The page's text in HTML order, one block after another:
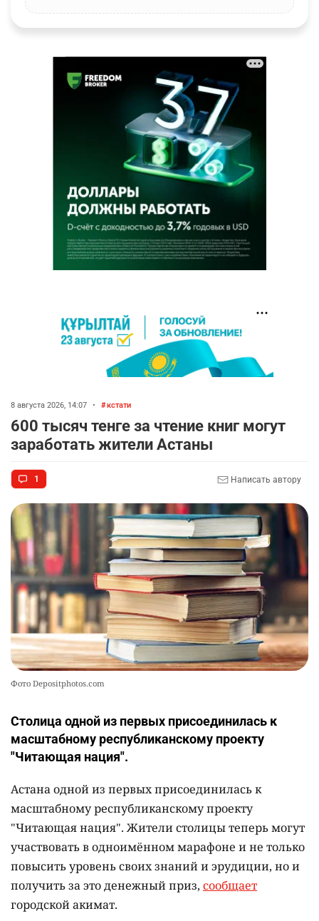
8 августа 2026, 14:07 • кстати
600 тысяч тенге за чтение книг могут
заработать жители Астаны
1 Написать автору
Фото Depositphotos.com
Столица одной из первых присоединилась к
масштабному республиканскому проекту
"Читающая нация".
Астана одной из первых присоединилась к
масштабному республиканскому проекту
"Читающая нация". Жители столицы теперь могут
участвовать в одноимённом марафоне и не только
повысить уровень своих знаний и эрудиции, но и
получить за это денежный приз, сообщает
городской акимат.